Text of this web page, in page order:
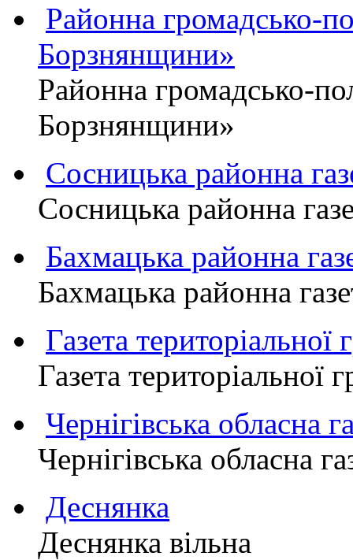
Районна громадсько-
Борзнянщини»
Районна громадсько-
Борзнянщини»
Сосницька районна
Сосницька районна
Бахмацька районна
Бахмацька районна
Газета
Газета
Чернігівська обласна
Чернігівська обласна
Деснянка
Деснянка вільна